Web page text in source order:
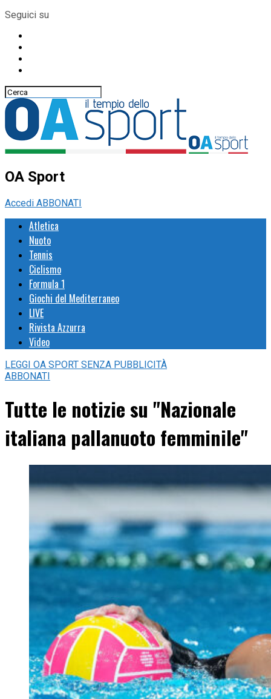
Seguici su
OA Sport
Accedi ABBONATI
Atletica
Nuoto
Tennis
Ciclismo
Formula 1
Giochi del Mediterraneo
LIVE
Rivista Azzurra
Video
LEGGI OA SPORT SENZA PUBBLICITÀ
ABBONATI
Tutte le notizie su "Nazionale
italiana pallanuoto femminile"